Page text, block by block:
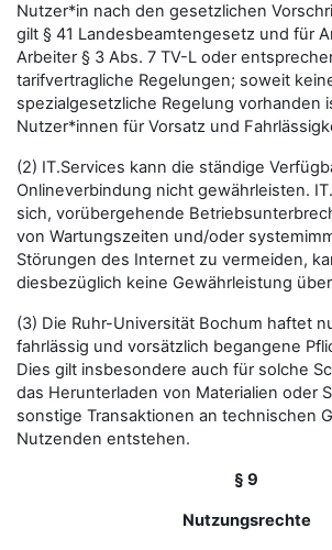
Nutzer*in nach den gesetzlichen
gilt § 41 Landesbeamtengesetz und für
Arbeiter § 3 Abs. 7 TV-L oder
tarifvertragliche Regelungen; soweit
spezialgesetzliche Regelung vorhanden
Nutzer*innen für Vorsatz und
(2) IT.Services kann die ständige
Onlineverbindung nicht gewährleisten.
sich, vorübergehende
von Wartungszeiten und/oder
Störungen des Internet zu vermeiden,
diesbezüglich keine Gewährleistung
(3) Die Ruhr-Universität Bochum haftet
fahrlässig und vorsätzlich begangene
Dies gilt insbesondere auch für solche
das Herunterladen von Materialien oder
sonstige Transaktionen an technischen
Nutzenden entstehen.
§ 9
Nutzungsrechte